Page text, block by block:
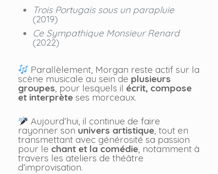
Trois Portugais sous un parapluie
(2019)
Ce Sympathique Monsieur Renard
(2022)
Parallèlement, Morgan reste actif sur la
scène musicale au sein de plusieurs
groupes, pour lesquels il écrit, compose
et interprèteses morceaux.
Aujourd’hui, il continue de faire
rayonner son univers artistique, tout en
transmettant avec générosité sa passion
pour le chant et la comédie, notamment à
travers les ateliers de théâtre
d’improvisation.